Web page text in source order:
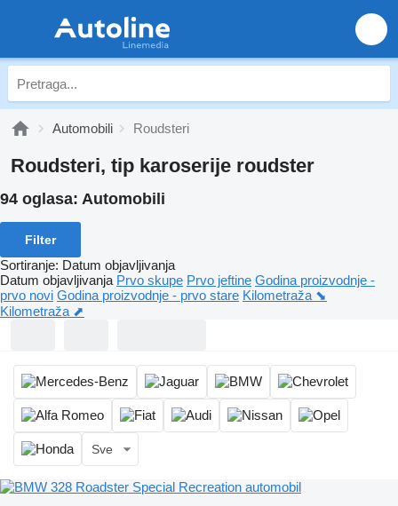
Automobili Roudsteri
Roudsteri, tip karoserije roudster
94 oglasa: Automobili
Filter
Sortiranje: Datum objavljivanja
Datum objavljivanja Prvo skupe Prvo jeftine Godina proizvodnje -
prvo novi Godina proizvodnje - prvo stare Kilometraža ⬊
Kilometraža ⬈
Sve